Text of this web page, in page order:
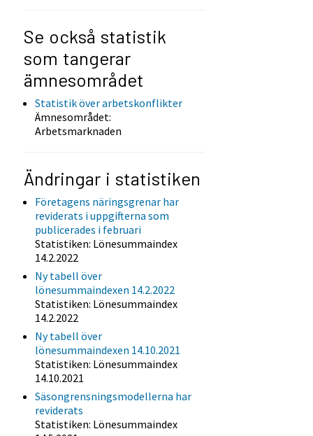
Se också statistik
som tangerar
ämnesområdet
Statistik över arbetskonflikter
Ämnesområdet:
Arbetsmarknaden
Ändringar i statistiken
Företagens näringsgrenar har
reviderats i uppgifterna som
publicerades i februari
Statistiken: Lönesummaindex
14.2.2022
Ny tabell över
lönesummaindexen 14.2.2022
Statistiken: Lönesummaindex
14.2.2022
Ny tabell över
lönesummaindexen 14.10.2021
Statistiken: Lönesummaindex
14.10.2021
Säsongrensningsmodellerna har
reviderats
Statistiken: Lönesummaindex